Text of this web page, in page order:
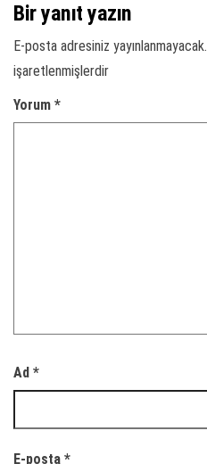
Bir yanıt yazın
E-posta adresiniz yayınlanmayacak.
işaretlenmişlerdir
Yorum *
Ad *
E-posta *